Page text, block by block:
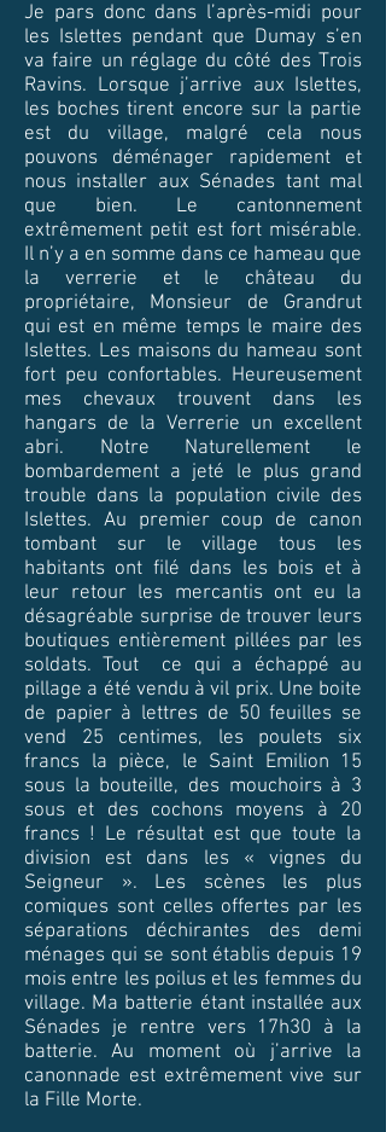
Je pars donc dans l’après-midi pour
les Islettes pendant que Dumay s’en
va faire un réglage du côté des Trois
Ravins. Lorsque j’arrive aux Islettes,
les boches tirent encore sur la partie
est du village, malgré cela nous
pouvons déménager rapidement et
nous installer aux Sénades tant mal
que bien. Le cantonnement
extrêmement petit est fort misérable.
Il n’y a en somme dans ce hameau que
la verrerie et le château du
propriétaire, Monsieur de Grandrut
qui est en même temps le maire des
Islettes. Les maisons du hameau sont
fort peu confortables. Heureusement
mes chevaux trouvent dans les
hangars de la Verrerie un excellent
abri. Notre Naturellement le
bombardement a jeté le plus grand
trouble dans la population civile des
Islettes. Au premier coup de canon
tombant sur le village tous les
habitants ont filé dans les bois et à
leur retour les mercantis ont eu la
désagréable surprise de trouver leurs
boutiques entièrement pillées par les
soldats. Tout ce qui a échappé au
pillage a été vendu à vil prix. Une boite
de papier à lettres de 50 feuilles se
vend 25 centimes, les poulets six
francs la pièce, le Saint Emilion 15
sous la bouteille, des mouchoirs à 3
sous et des cochons moyens à 20
francs ! Le résultat est que toute la
division est dans les « vignes du
Seigneur ». Les scènes les plus
comiques sont celles offertes par les
séparations déchirantes des demi
ménages qui se sont établis depuis 19
mois entre les poilus et les femmes du
village. Ma batterie étant installée aux
Sénades je rentre vers 17h30 à la
batterie. Au moment où j’arrive la
canonnade est extrêmement vive sur
la Fille Morte.